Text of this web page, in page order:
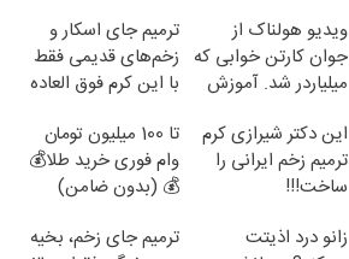
ویدیو هولناک از
جوان کارتن خوابی که
میلیاردر شد. آموزش
ترمیم جای اسکار و
زخم‌های قدیمی فقط
با این کرم فوق العاده
این دکتر شیرازی کرم
ترمیم زخم ایرانی را
ساخت!!!
تا 100 میلیون تومان
وام فوری خرید طلا💰
💰 (بدون ضامن)
زانو درد اذیتت
ترمیم جای زخم، بخیه